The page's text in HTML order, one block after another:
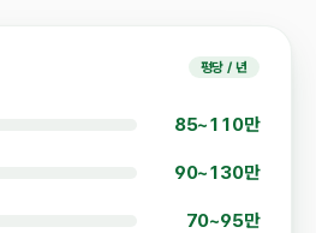
평당 / 년
85~110만
90~130만
70~95만